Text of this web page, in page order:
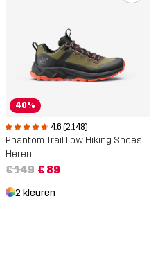
40%
4.6 (2.148)
Phantom Trail Low Hiking Shoes
Heren
€ 149 € 89
2 kleuren